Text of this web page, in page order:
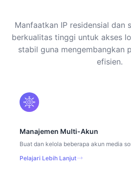
Manfaatkan IP residensial dan
berkualitas tinggi untuk akses
stabil guna mengembangkan
efisien.
Manajemen Multi-Akun
Buat dan kelola beberapa akun media
Pelajari Lebih Lanjut